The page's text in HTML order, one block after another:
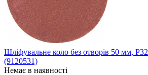
Шліфувальне коло без отворів 50 мм,
(9120531)
Немає в наявності